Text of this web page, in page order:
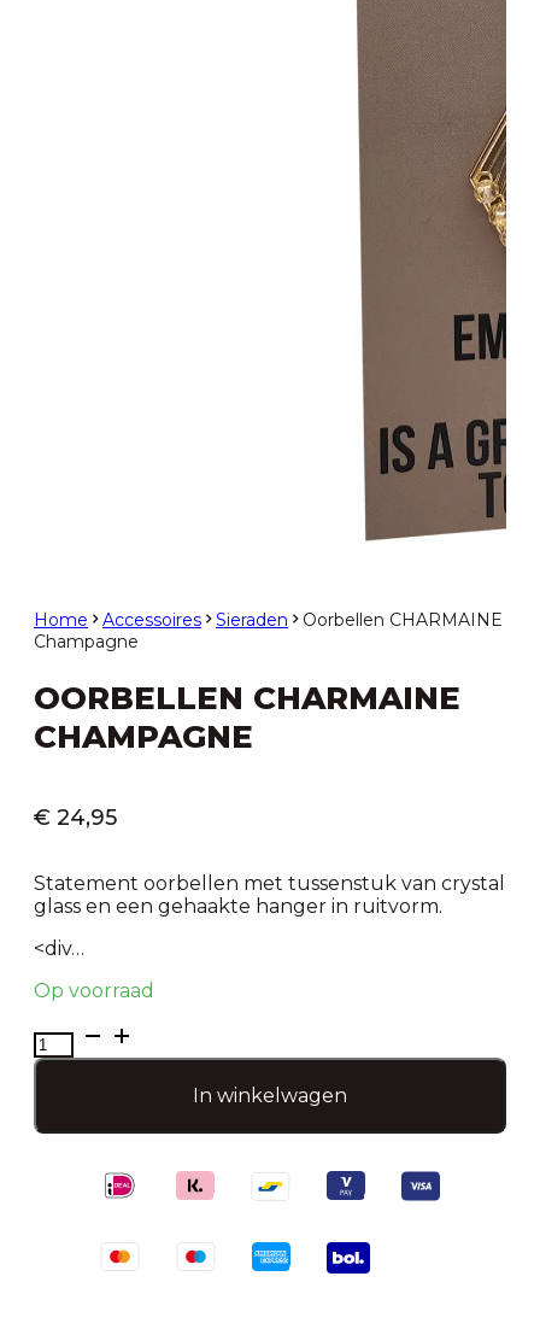
Home Accessoires Sieraden
Oorbellen CHARMAINE
Champagne
OORBELLEN CHARMAINE
CHAMPAGNE
€ 24,95
Statement oorbellen met tussenstuk van crystal
glass en een gehaakte hanger in ruitvorm.
<div…
Op voorraad
Oorbellen
CHARMAINE
In winkelwagen